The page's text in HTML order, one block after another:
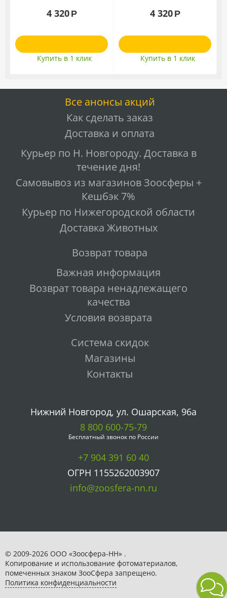
4 320 Р
Купить в 1 клик
4 320 Р
Купить в 1 клик
Все анонсы акций
Как сделать заказ
Доставка и оплата
Курьер по Н. Новгороду. Доставка в
течение дня!
Самовывоз из магазинов Зоосферы +
Кешбэк 7%
Курьер по Нижегородской области
Доставка Животных
Возврат товара
Важная информация
Возврат товара ненадлежащего
качества
Условия возврата
Система скидок
Магазины
Контакты
Нижний Новгород, ул. Ошарская, 96а
8 800 600-75-79
Бесплатный звонок по России
+7 904 391 60 40
ОГРН 1155262003907
info@zoosfera-nn.ru
© 2009-2026 ООО «Зоосфера-НН» .
Копирование и использование фотоматериалов,
помеченных знаком ЗooСфера запрещено.
Политика конфиденциальности